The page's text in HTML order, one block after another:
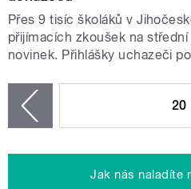
Přes 9 tisíc školáků v
přijímacích zkoušek na
novinek. Přihlášky uchazeči
20
Jak nás naladíte